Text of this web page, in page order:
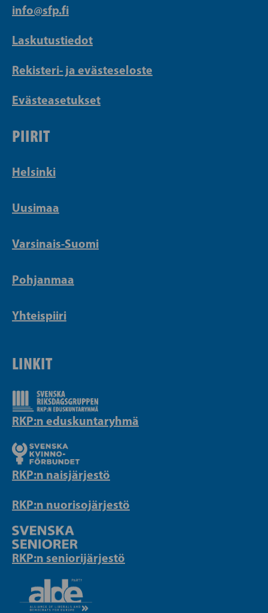
info@sfp.fi
Laskutustiedot
Rekisteri- ja evästeseloste
Evästeasetukset
PIIRIT
Helsinki
Uusimaa
Varsinais-Suomi
Pohjanmaa
Yhteispiiri
LINKIT
RKP:n eduskuntaryhmä
RKP:n naisjärjestö
RKP:n nuorisojärjestö
RKP:n seniorijärjestö